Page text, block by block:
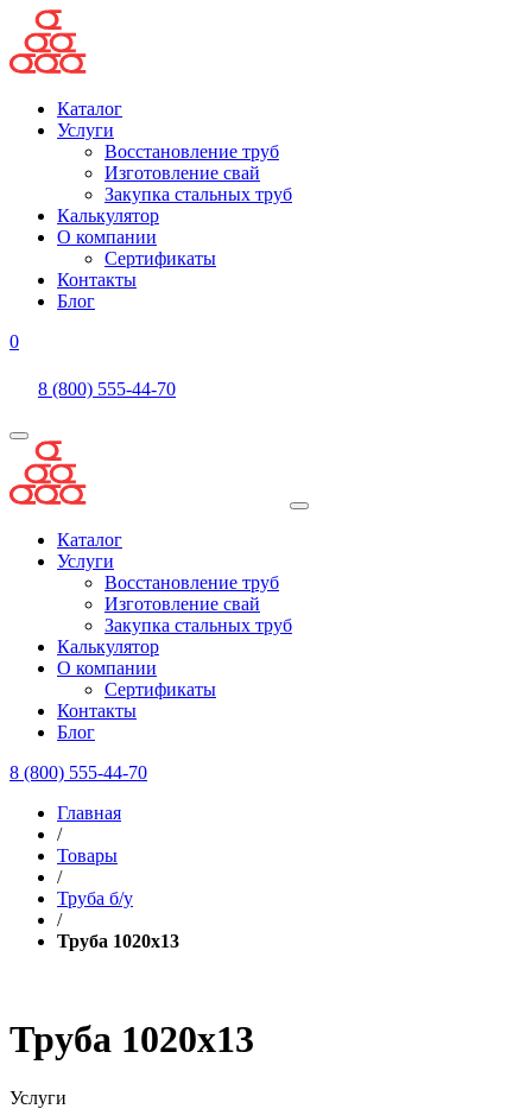
Каталог
Услуги
Восстановление труб
Изготовление свай
Закупка стальных труб
Калькулятор
О компании
Сертификаты
Контакты
Блог
0
8 (800) 555-44-70
Каталог
Услуги
Восстановление труб
Изготовление свай
Закупка стальных труб
Калькулятор
О компании
Сертификаты
Контакты
Блог
8 (800) 555-44-70
Главная
/
Товары
/
Труба б/у
/
Труба 1020х13
Труба 1020х13
Услуги